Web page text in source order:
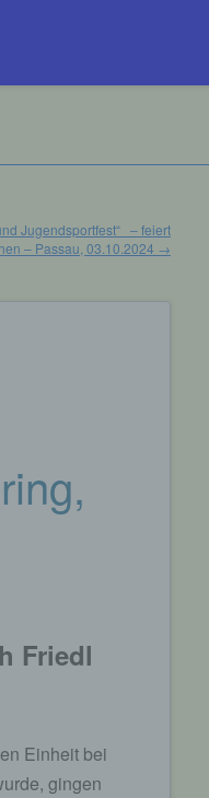
Jugendsportfest“ – feiert
– Passau, 03.10.2024 →
Friedl
Einheit bei
gingen